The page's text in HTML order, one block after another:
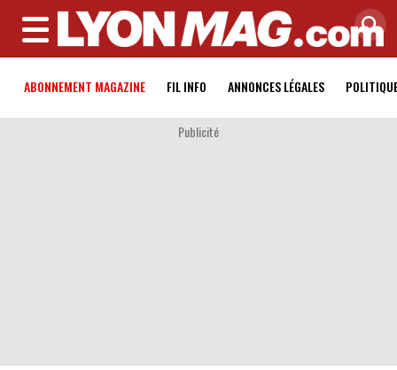
MENU
ABONNEMENT MAGAZINE FIL INFO ANNONCES LÉGALES
Publicité